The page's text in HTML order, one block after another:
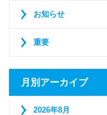
お知らせ
重要
月別アーカイブ
2026年8月